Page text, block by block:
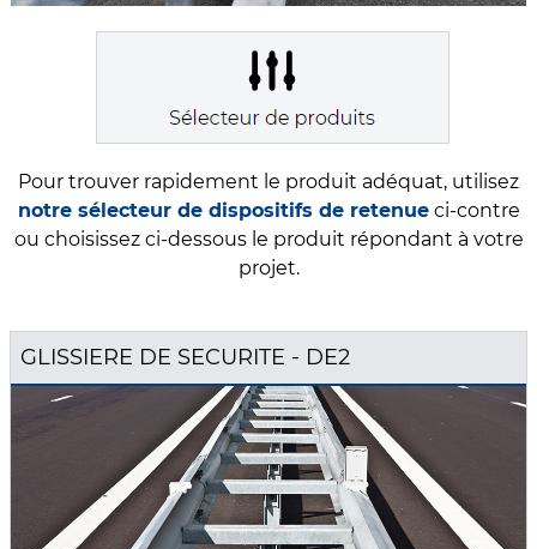
Pour trouver rapidement le produit adéquat, utilisez
notre sélecteur de dispositifs de retenueci-contre
ou choisissez ci-dessous le produit répondant à votre
projet.
GLISSIERE DE SECURITE - DE2